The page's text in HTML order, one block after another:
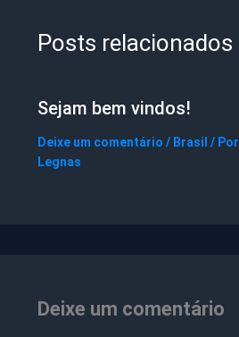
Posts relacionados
Sejam bem vindos!
Deixe um comentário / Brasil / Por
Legnas
Deixe um comentário